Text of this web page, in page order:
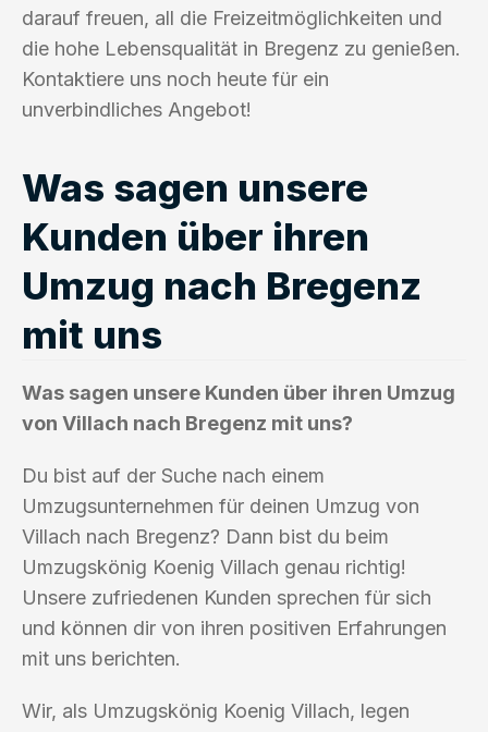
darauf freuen, all die Freizeitmöglichkeiten und
die hohe Lebensqualität in Bregenz zu genießen.
Kontaktiere uns noch heute für ein
unverbindliches Angebot!
Was sagen unsere
Kunden über ihren
Umzug nach Bregenz
mit uns
Was sagen unsere Kunden über ihren Umzug
von Villach nach Bregenz mit uns?
Du bist auf der Suche nach einem
Umzugsunternehmen für deinen Umzug von
Villach nach Bregenz? Dann bist du beim
Umzugskönig Koenig Villach genau richtig!
Unsere zufriedenen Kunden sprechen für sich
und können dir von ihren positiven Erfahrungen
mit uns berichten.
Wir, als Umzugskönig Koenig Villach, legen